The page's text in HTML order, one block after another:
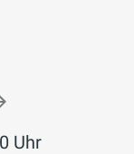
Uhr